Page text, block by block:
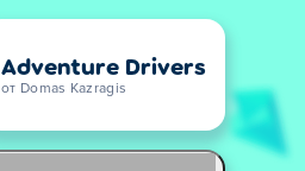
Adventure Drivers
от Domas Kazragis